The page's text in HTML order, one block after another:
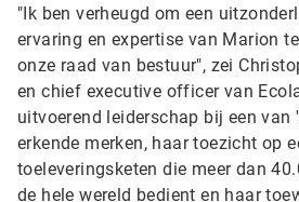
"Ik ben verheugd om een
ervaring en expertise van Marion
onze raad van bestuur", zei
en chief executive officer van
uitvoerend leiderschap bij een van
erkende merken, haar toezicht op
toeleveringsketen die meer dan
de hele wereld bedient en haar